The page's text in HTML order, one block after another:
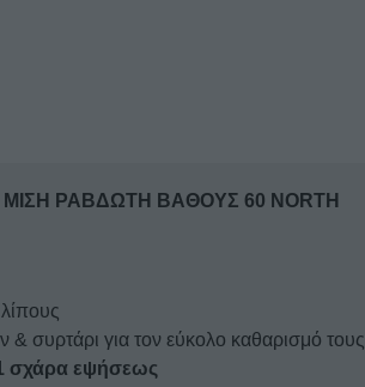
ΡΑΒΔΩΤΗ ΒΑΘΟΥΣ 60 NORTH
συρτάρι για τον εύκολο καθαρισμό τους
1 σχάρα εψήσεως